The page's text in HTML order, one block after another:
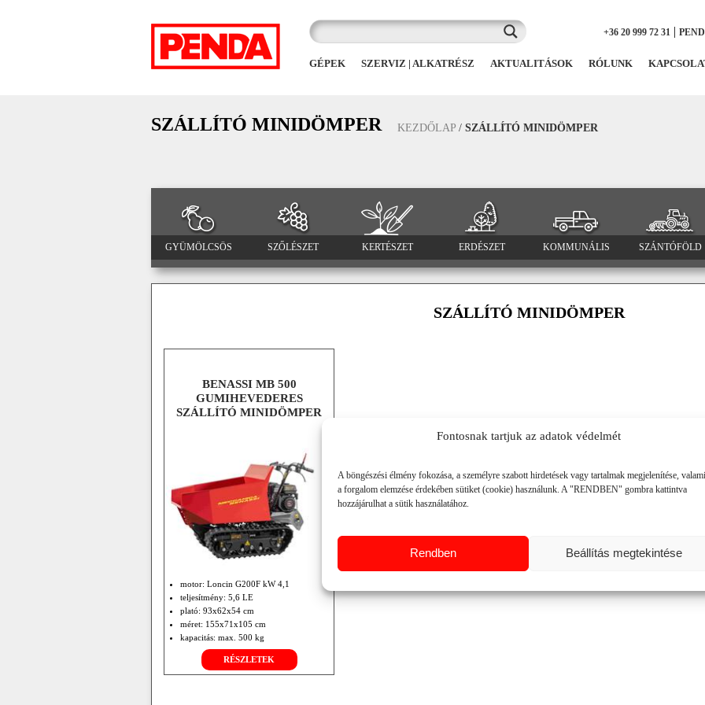
Fontosnak tartjuk az adatok védelmét
A böngészési élmény fokozása, a személyre szabott hirdetések vagy tartalmak megjelenítése,
a forgalom elemzése érdekében sütiket (cookie) használunk. A "RENDBEN" gombra kattintva
hozzájárulhat a sütik használatához.
Rendben Beállítás megtekintése
+36 20 999 72 31 |
GÉPEK SZERVIZ | ALKATRÉSZ AKTUALITÁSOK RÓLUNK
SZÁLLÍTÓ MINIDÖMPER KEZDŐLAP / SZÁLLÍTÓ MINIDÖMPER
GYÜMÖLCSÖS SZŐLÉSZET KERTÉSZET ERDÉSZET KOMMUNÁLIS SZÁNTÓFÖLD
SZÁLLÍTÓ MINIDÖMPER
BENASSI MB 500
GUMIHEVEDERES
SZÁLLÍTÓ MINIDÖMPER
motor: Loncin G200F kW 4,1
teljesítmény: 5,6 LE
plató: 93x62x54 cm
méret: 155x71x105 cm
kapacitás: max. 500 kg
RÉSZLETEK